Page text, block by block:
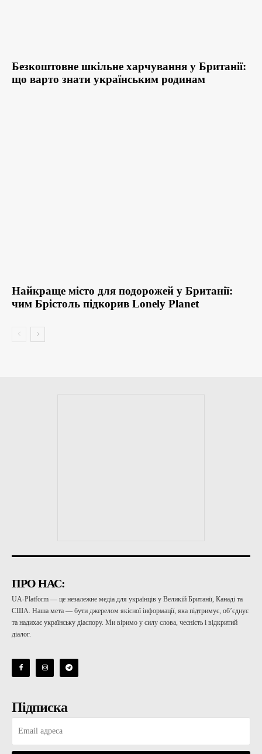
Безкоштовне шкільне харчування у Британії:
що варто знати українським родинам
Найкраще місто для подорожей у Британії:
чим Брістоль підкорив Lonely Planet
ПРО НАС:
UA-Platform — це незалежне медіа для українців у Великій Британії, Канаді та
США. Наша мета — бути джерелом якісної інформації, яка підтримує, об’єднує
та надихає українську діаспору. Ми віримо у силу слова, чесність і відкритий
діалог.
Підписка